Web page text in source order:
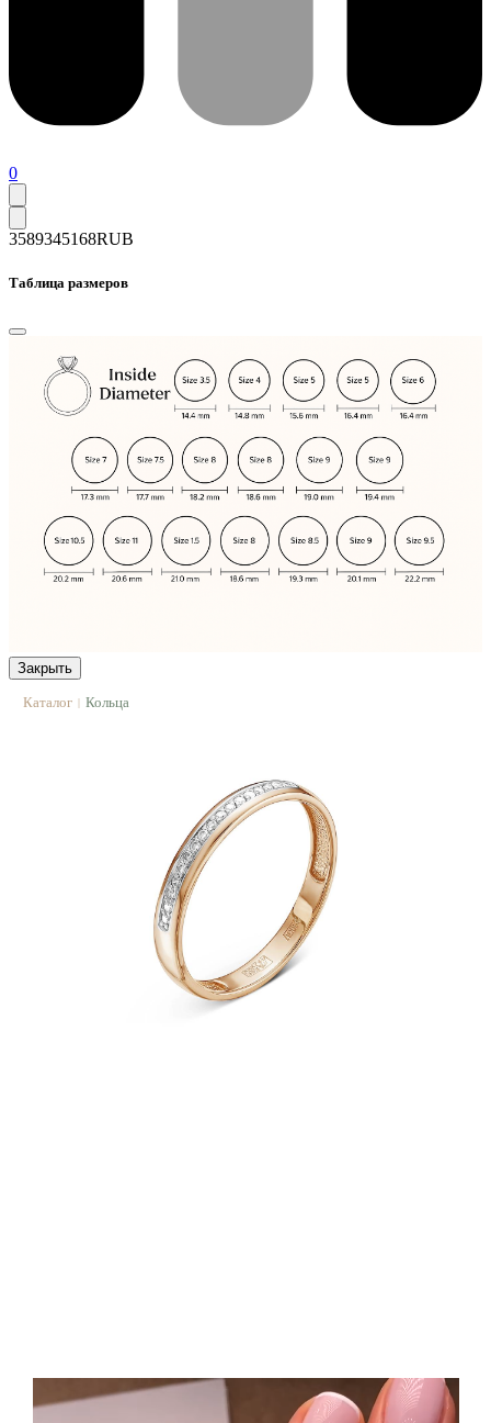
0
3589345168RUB
Таблица размеров
Закрыть
Каталог | Кольца